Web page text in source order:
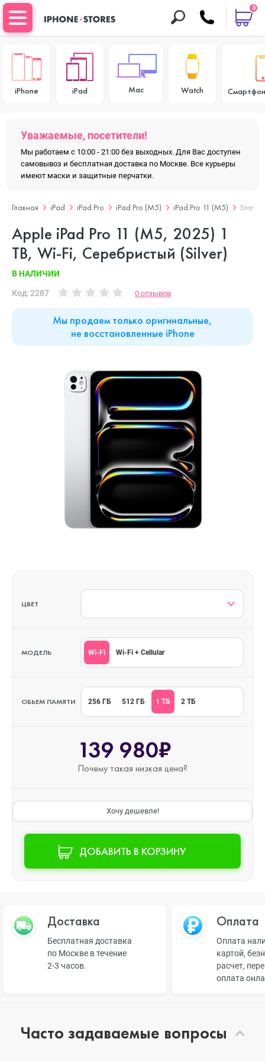
0
iPhone iPad Mac Watch
Уважаемые, посетители!
Мы работаем с 10:00 - 21:00 без выходных. Для Вас доступен
самовывоз и бесплатная доставка по Москве. Все курьеры
имеют маски и защитные перчатки.
Главная iPad iPad Pro iPad Pro (M5) iPad Pro 11 (M5)
Apple iPad Pro 11 (M5, 2025) 1
TB, Wi-Fi, Серебристый (Silver)
В НАЛИЧИИ
Код: 2287 0 отзывов
Мы продаем только оригинальные,
не восстановленные iPhone
ЦВЕТ
МОДЕЛЬ Wi-Fi Wi-Fi + Cellular
ОБЬЕМ ПАМЯТИ 256 ГБ 512 ГБ 1 ТБ 2 ТБ
139 980₽
Почему такая низкая цена?
Хочу дешевле!
ДОБАВИТЬ В КОРЗИНУ
Доставка
Бесплатная доставка
по Москве в течение
2-3 часов.
Оплата
Оплата
картой,
расчет,
оплата
Часто задаваемые вопросы